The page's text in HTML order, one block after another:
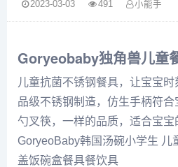
2023-03-03 491 小能手
Goryeobaby独角兽儿童
儿童抗菌不锈钢 餐具，让宝宝时
品级不锈钢制造，仿生手柄符
勺叉筷，一样的品质，适合宝宝
GoryeoBaby韩国 汤碗小学生 儿
盖饭碗盒餐具餐饮具